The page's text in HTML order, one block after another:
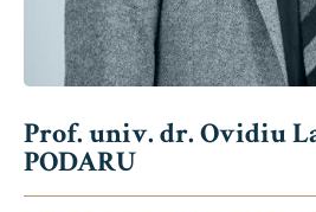
Prof. univ. dr. Ovidiu
PODARU